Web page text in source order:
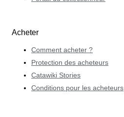
Acheter
Comment acheter ?
Protection des acheteurs
Catawiki Stories
Conditions pour les acheteurs